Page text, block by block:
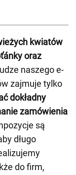
kwiatów
oraz
naszego e-
zajmuje tylko
dokładny
zamówienia
są
długo
do firm,